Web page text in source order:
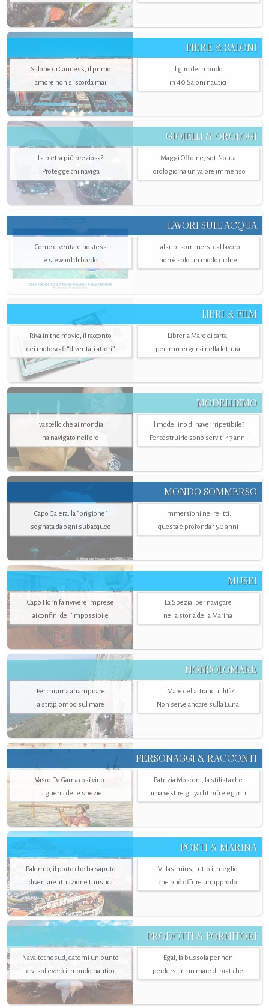
FIERE & SALONI
Salone di Canness, il primo
amore non si scorda mai
Il giro del mondo
in 40 Saloni nautici
GIOIELLI & OROLOGI
La pietra più preziosa?
Protegge chi naviga
Maggi Officine, sott’acqua
l'orologio ha un valore immenso
LAVORI SULL’ACQUA
Come diventare hostess
e steward di bordo
Italsub: sommersi dal lavoro
non è solo un modo di dire
LIBRI & FILM
Riva in the movie, il racconto
dei motoscafi “diventati attori”
Libreria Mare di carta,
per immergersi nella lettura
MODELLISMO
Il vascello che ai mondiali
ha navigato nell’oro
Il modellino di nave irripetibile?
Per costruirlo sono serviti 47 anni
MONDO SOMMERSO
Capo Galera, la "prigione"
sognata da ogni subacqueo
Immersioni nei relitti:
questa è profonda 150 anni
MUSEI
Capo Horn fa rivivere imprese
ai confini dell’impossibile
La Spezia. per navigare
nella storia della Marina
NONSOLOMARE
Per chi ama arrampicare
a strapiombo sul mare
Il Mare della Tranquillità?
Non serve andare sulla Luna
PERSONAGGI & RACCONTI
Vasco Da Gama così vince
la guerra delle spezie
Patrizia Mosconi, la stilista che
ama vestire gli yacht più eleganti
PORTI & MARINA
Palermo, il porto che ha saputo
diventare attrazione turistica
Villasimius, tutto il meglio
che può offrire un approdo
PRODOTTI & FORNITORI
Navaltecnosud, datemi un punto
e vi solleverò il mondo nautico
Egaf, la bussola per non
perdersi in un mare di pratiche